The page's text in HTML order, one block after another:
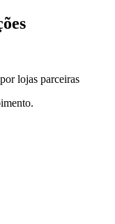
lojas parceiras